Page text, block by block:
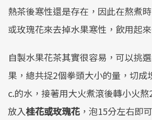
熱茶後寒性還是存在，因此在熬煮
或玫瑰花來去掉水果寒性，飲用起
自製水果花茶其實很容易，可以挑
果，總共捉2個拳頭大小的量，切成
c.的水，接著用大火煮滾後轉小火
放入桂花或玫瑰花，泡15分左右即